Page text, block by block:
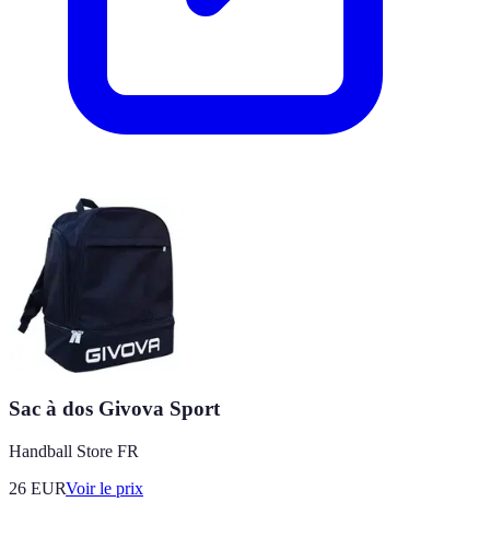
Sac à dos Givova Sport
Handball Store FR
26 EURVoir le prix